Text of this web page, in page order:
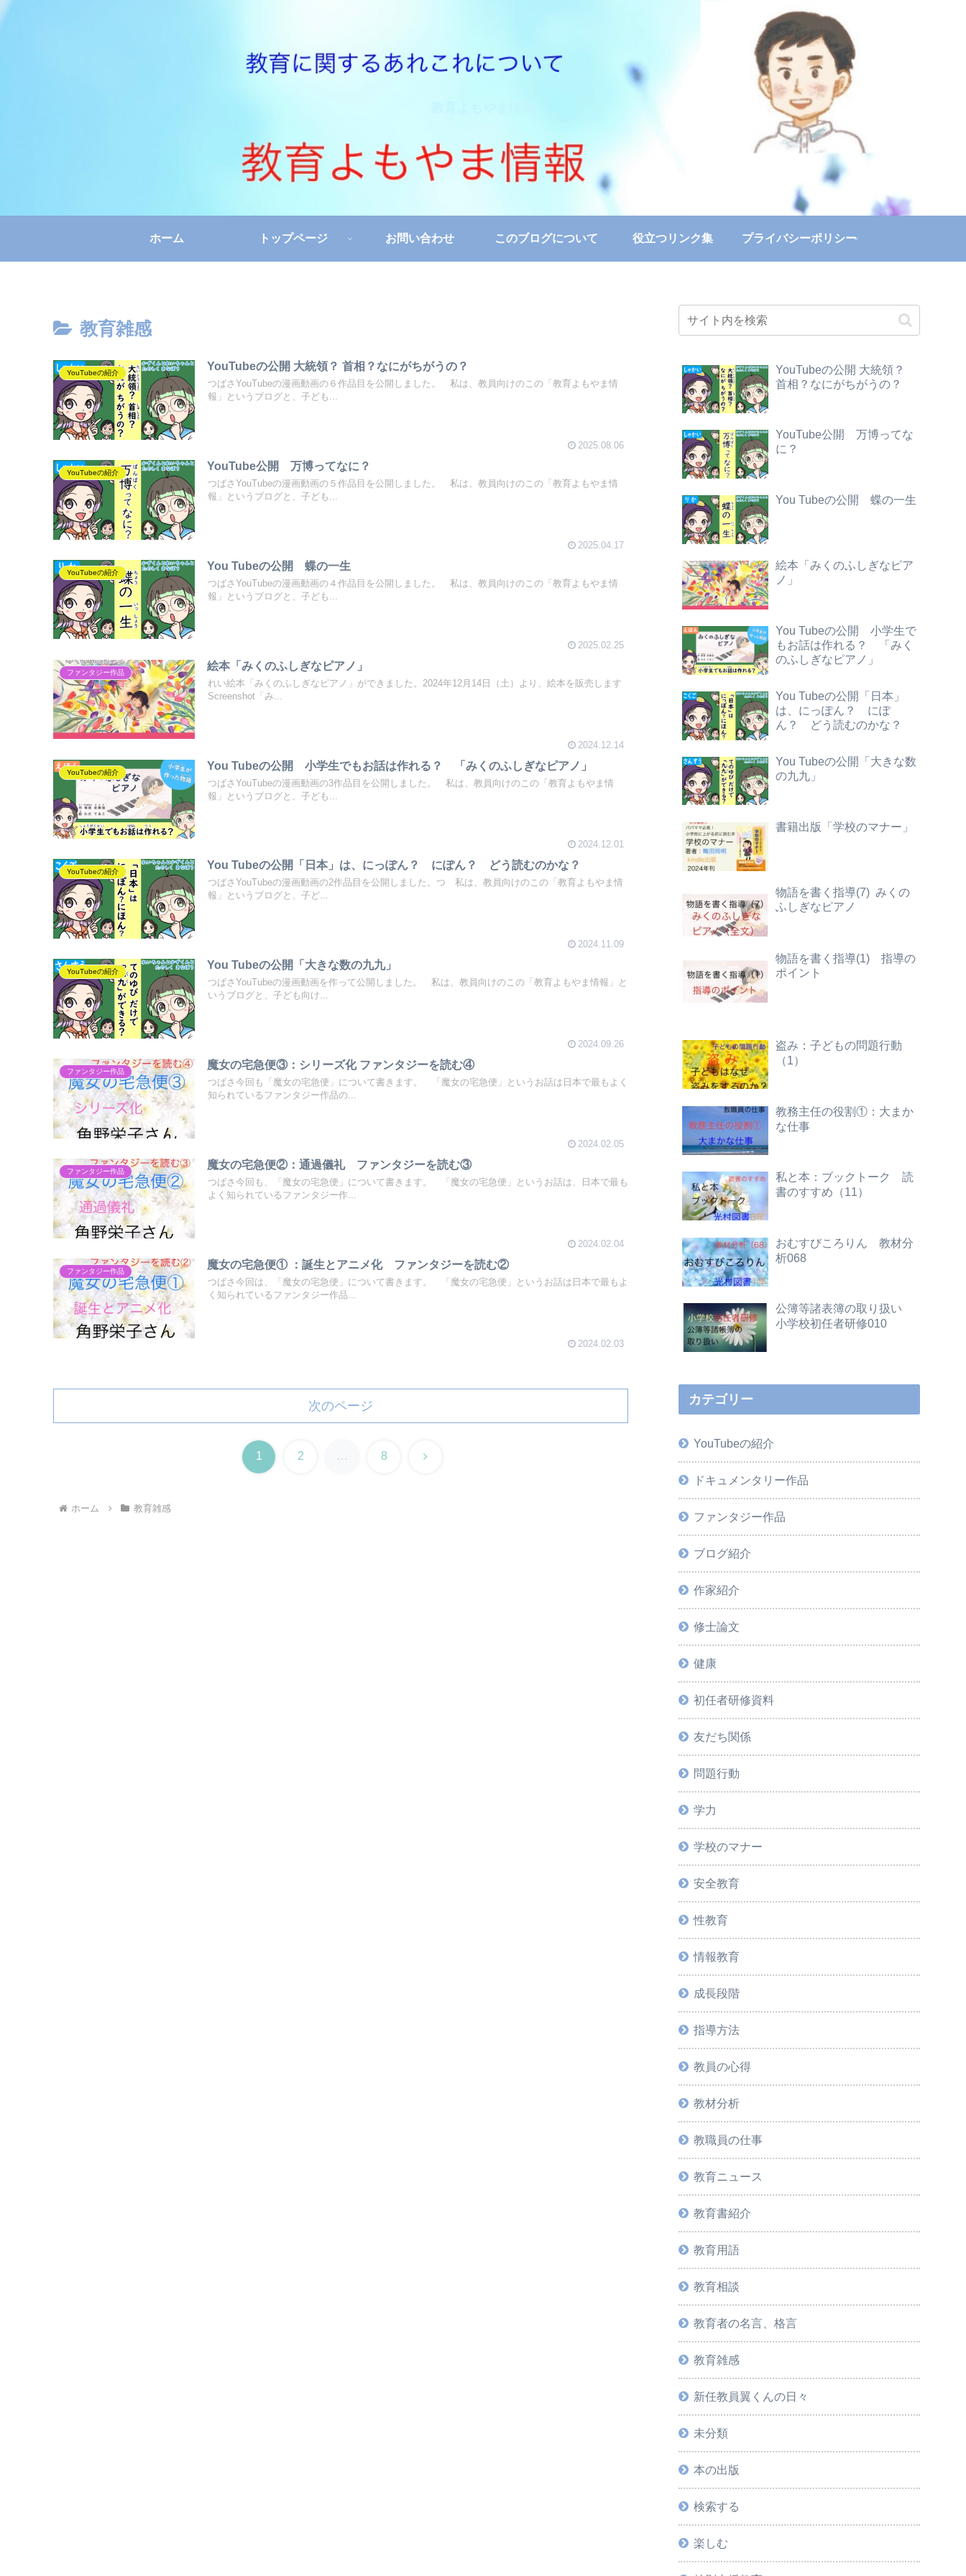
ホーム トップページ お問い合わせ このブログについて 役立つリンク集 プライバシーポリシー
教育雑感
YouTubeの紹介
YouTubeの公開 大統領？ 首相？なにがちがうの？
つばさYouTubeの漫画動画の６作品目を公開しました。 私は、教員向けのこの「教育よもやま情
報」というブログと、子ども...
2025.08.06
YouTubeの紹介
YouTube公開 万博ってなに？
つばさYouTubeの漫画動画の５作品目を公開しました。 私は、教員向けのこの「教育よもやま情
報」というブログと、子ども...
2025.04.17
YouTubeの紹介
You Tubeの公開 蝶の一生
つばさYouTubeの漫画動画の４作品目を公開しました。 私は、教員向けのこの「教育よもやま情
報」というブログと、子ども...
2025.02.25
ファンタジー作品
絵本「みくのふしぎなピアノ」
れい絵本「みくのふしぎなピアノ」ができました。2024年12月14日（土）より、絵本を販売します
Screenshot「み...
2024.12.14
YouTubeの紹介
You Tubeの公開 小学生でもお話は作れる？ 「みくのふしぎなピアノ」
つばさYouTubeの漫画動画の3作品目を公開しました。 私は、教員向けのこの「教育よもやま情
報」というブログと、子ども...
2024.12.01
YouTubeの紹介
You Tubeの公開「日本」は、にっぽん？ にぽん？ どう読むのかな？
つばさYouTubeの漫画動画の2作品目を公開しました。つ 私は、教員向けのこの「教育よもやま情
報」というブログと、子ど...
2024.11.09
YouTubeの紹介
You Tubeの公開「大きな数の九九」
つばさYouTubeの漫画動画を作って公開しました。 私は、教員向けのこの「教育よもやま情報」と
いうブログと、子ども向け...
2024.09.26
ファンタジー作品
魔女の宅急便③：シリーズ化 ファンタジーを読む④
つばさ今回も「魔女の宅急便」について書きます。 「魔女の宅急便」というお話は日本で最もよく
知られているファンタジー作品の...
2024.02.05
ファンタジー作品
魔女の宅急便②：通過儀礼 ファンタジーを読む③
つばさ今回も、「魔女の宅急便」について書きます。 「魔女の宅急便」というお話は、日本で最も
よく知られているファンタジー作...
2024.02.04
ファンタジー作品
魔女の宅急便① ：誕生とアニメ化 ファンタジーを読む②
つばさ今回は、「魔女の宅急便」について書きます。 「魔女の宅急便」というお話は日本で最もよ
く知られているファンタジー作品...
2024.02.03
次のページ
1 2 … 8 次
ホーム 教育雑感
YouTubeの公開 大統領？
首相？なにがちがうの？
YouTube公開 万博ってな
に？
You Tubeの公開 蝶の一生
絵本「みくのふしぎなピア
ノ」
You Tubeの公開 小学生で
もお話は作れる？ 「みく
のふしぎなピアノ」
You Tubeの公開「日本」
は、にっぽん？ にぽ
ん？ どう読むのかな？
You Tubeの公開「大きな数
の九九」
書籍出版「学校のマナー」
物語を書く指導(7) みくの
ふしぎなピアノ
物語を書く指導(1) 指導の
ポイント
盗み：子どもの問題行動
（1）
教務主任の役割①：大まか
な仕事
私と本：ブックトーク 読
書のすすめ（11）
おむすびころりん 教材分
析068
公簿等諸表簿の取り扱い
小学校初任者研修010
カテゴリー
YouTubeの紹介
ドキュメンタリー作品
ファンタジー作品
ブログ紹介
作家紹介
修士論文
健康
初任者研修資料
友だち関係
問題行動
学力
学校のマナー
安全教育
性教育
情報教育
成長段階
指導方法
教員の心得
教材分析
教職員の仕事
教育ニュース
教育書紹介
教育用語
教育相談
教育者の名言、格言
教育雑感
新任教員翼くんの日々
未分類
本の出版
検索する
楽しむ